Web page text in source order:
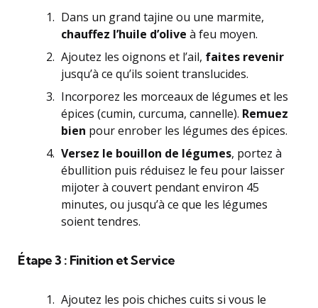
Dans un grand tajine ou une marmite,
chauffez l’huile d’olive à feu moyen.
Ajoutez les oignons et l’ail, faites revenir
jusqu’à ce qu’ils soient translucides.
Incorporez les morceaux de légumes et les
épices (cumin, curcuma, cannelle). Remuez
bien pour enrober les légumes des épices.
Versez le bouillon de légumes, portez à
ébullition puis réduisez le feu pour laisser
mijoter à couvert pendant environ 45
minutes, ou jusqu’à ce que les légumes
soient tendres.
Étape 3 : Finition et Service
Ajoutez les pois chiches cuits si vous le